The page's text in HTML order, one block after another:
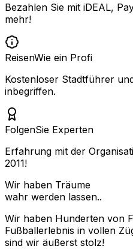
Bezahlen Sie mit iDEAL,
mehr!
ReisenWie ein Profi
Kostenloser Stadtführer
inbegriffen.
FolgenSie Experten
Erfahrung mit der
2011!
Wir haben Träume
wahr werden lassen..
Wir haben Hunderten von
Fußballerlebnis in vollen
sind wir äußerst stolz!